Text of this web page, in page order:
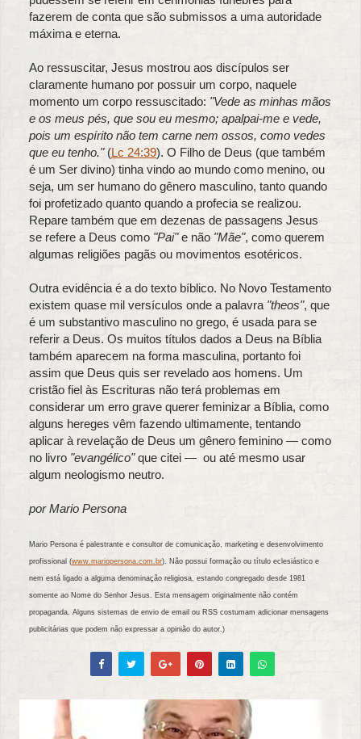
fazerem de conta que são submissos a uma autoridade
máxima e eterna.
Ao ressuscitar, Jesus mostrou aos discípulos ser
claramente humano por possuir um corpo, naquele
momento um corpo ressuscitado: "Vede as minhas mãos
e os meus pés, que sou eu mesmo; apalpai-me e vede,
pois um espírito não tem carne nem ossos, como vedes
que eu tenho."(Lc 24:39). O Filho de Deus (que também
é um Ser divino) tinha vindo ao mundo como menino, ou
seja, um ser humano do gênero masculino, tanto quando
foi profetizado quanto quando a profecia se realizou.
Repare também que em dezenas de passagens Jesus
se refere a Deus como "Pai"e não "Mãe", como querem
algumas religiões pagãs ou movimentos esotéricos.
Outra evidência é a do texto bíblico. No Novo Testamento
existem quase mil versículos onde a palavra "theos", que
é um substantivo masculino no grego, é usada para se
referir a Deus. Os muitos títulos dados a Deus na Bíblia
também aparecem na forma masculina, portanto foi
assim que Deus quis ser revelado aos homens. Um
cristão fiel às Escrituras não terá problemas em
considerar um erro grave querer feminizar a Bíblia, como
alguns hereges vêm fazendo ultimamente, tentando
aplicar à revelação de Deus um gênero feminino — como
no livro "evangélico"que citei — ou até mesmo usar
algum neologismo neutro.
por Mario Persona
Mario Persona é palestrante e consultor de comunicação, marketing e desenvolvimento
profissional (www.mariopersona.com.br). Não possui formação ou título eclesiástico e
nem está ligado a alguma denominação religiosa, estando congregado desde 1981
somente ao Nome do Senhor Jesus. Esta mensagem originalmente não contém
propaganda. Alguns sistemas de envio de email ou RSS costumam adicionar mensagens
publicitárias que podem não expressar a opinião do autor.)